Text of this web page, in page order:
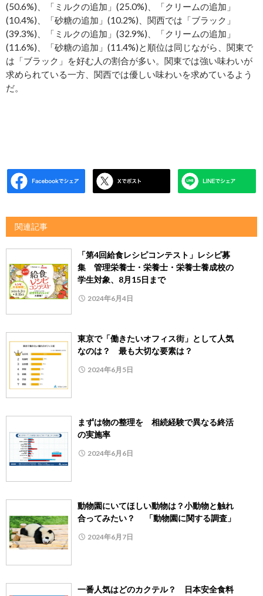
(50.6%)、「ミルクの追加」(25.0%)、「クリームの追加」
(10.4%)、「砂糖の追加」(10.2%)、関西では「ブラック」
(39.3%)、「ミルクの追加」(32.9%)、「クリームの追加」
(11.6%)、「砂糖の追加」(11.4%)と順位は同じながら、関東で
は「ブラック」を好む人の割合が多い。関東では強い味わいが
求められている一方、関西では優しい味わいを求めているよう
だ。
関連記事
「第4回給食レシピコンテスト」レシピ募
集 管理栄養士・栄養士・栄養士養成校の
学生対象、8月15日まで
2024年6月4日
東京で「働きたいオフィス街」として人気
なのは？ 最も大切な要素は？
2024年6月5日
まずは物の整理を 相続経験で異なる終活
の実施率
2024年6月6日
動物園にいてほしい動物は？小動物と触れ
合ってみたい？ 「動物園に関する調査」
2024年6月7日
一番人気はどのカクテル？ 日本安全食料